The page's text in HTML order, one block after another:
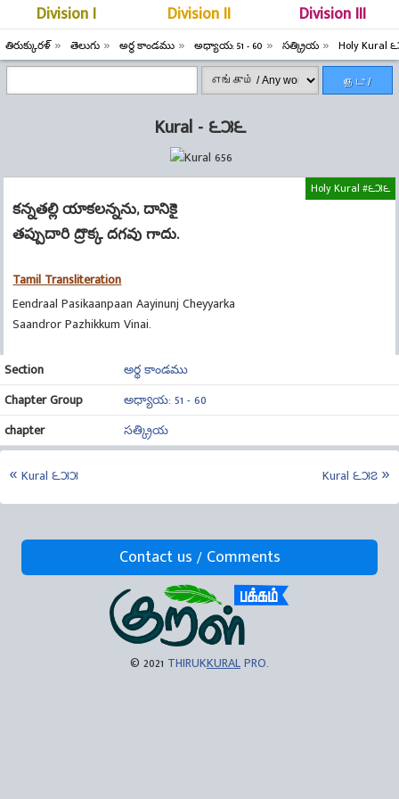
Division I Division II Division III
తిరుక్కురళ్ తెలుగు అర్థ కాండము అధ్యాయ: 51 - 60 సత్క్రియ Holy Kural
தேடு /
Kural - ౬౫౬
Holy Kural #౬౫౬
కన్నతల్లి యాకలన్నను, దానికై
తప్పుదారి ద్రొక్క దగవు గాదు.
Tamil Transliteration
Eendraal Pasikaanpaan Aayinunj Cheyyarka
Saandror Pazhikkum Vinai.
Section
అర్థ కాండము
Chapter Group
అధ్యాయ: 51 - 60
chapter
సత్క్రియ
Kural ౬౫౫ Kural ౬౫౭
Contact us / Comments
© 2021 THIRUKKURALPRO.